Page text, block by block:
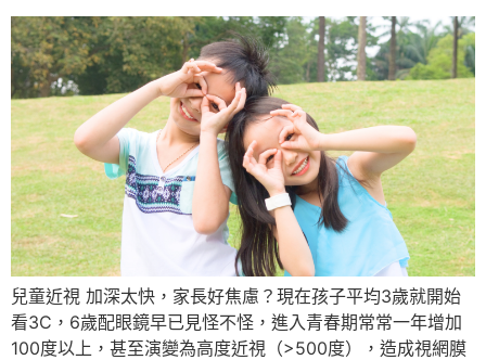
兒童近視 加深太快，家長好焦慮？現在孩子平均3歲就開始
看3C，6歲配眼鏡早已見怪不怪，進入青春期常常一年增加
100度以上，甚至演變為高度近視（>500度），造成視網膜